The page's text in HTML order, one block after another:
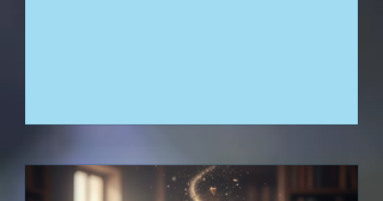
e strumento di ricatto nelle mani
sbagliate. Outsider si ritrova in una
spirale di complotti, inseguimenti e